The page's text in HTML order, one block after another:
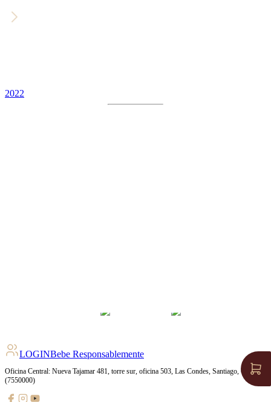
2022
LOGINBebe Responsablemente
Oficina Central: Nueva Tajamar 481, torre sur, oficina 503, Las Condes, Santiago, Chile
(7550000)